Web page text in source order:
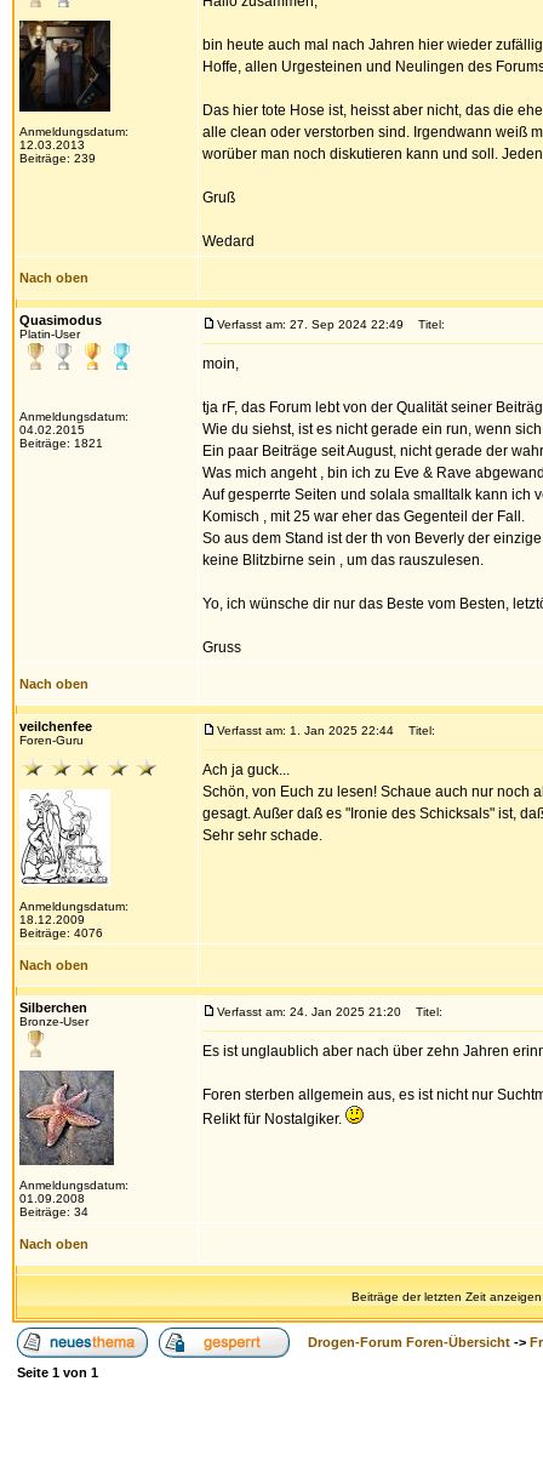
Anmeldungsdatum:
12.03.2013
Beiträge: 239
bin heute auch mal nach Jahren hier wieder
Hoffe, allen Urgesteinen und Neulingen des
Das hier tote Hose ist, heisst aber nicht, das die
alle clean oder verstorben sind. Irgendwann weiß
worüber man noch diskutieren kann und soll.
Gruß
Wedard
Nach oben
Quasimodus
Platin-User
Anmeldungsdatum:
04.02.2015
Beiträge: 1821
Verfasst am: 27. Sep 2024 22:49 Titel:
moin,
tja rF, das Forum lebt von der Qualität seiner
Wie du siehst, ist es nicht gerade ein run, wenn
Ein paar Beiträge seit August, nicht gerade der
Was mich angeht , bin ich zu Eve & Rave
Auf gesperrte Seiten und solala smalltalk kann ich
Komisch , mit 25 war eher das Gegenteil der Fall.
So aus dem Stand ist der th von Beverly der
keine Blitzbirne sein , um das rauszulesen.
Yo, ich wünsche dir nur das Beste vom Besten,
Gruss
Nach oben
veilchenfee
Foren-Guru
Anmeldungsdatum:
18.12.2009
Beiträge: 4076
Verfasst am: 1. Jan 2025 22:44 Titel:
Ach ja guck...
Schön, von Euch zu lesen! Schaue auch nur noch
gesagt. Außer daß es "Ironie des Schicksals" ist,
Sehr sehr schade.
Nach oben
Silberchen
Bronze-User
Anmeldungsdatum:
01.09.2008
Beiträge: 34
Verfasst am: 24. Jan 2025 21:20 Titel:
Es ist unglaublich aber nach über zehn Jahren
Foren sterben allgemein aus, es ist nicht nur
Relikt für Nostalgiker.
Nach oben
Beiträge der letzten Zeit
Drogen-Forum Foren-Übersicht ->
Seite 1 von 1